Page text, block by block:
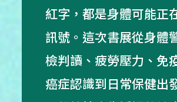
紅字，都是身體可能正
訊號。這次書展從身體
檢判讀、疲勞壓力、免
癌症認識到日常保健出